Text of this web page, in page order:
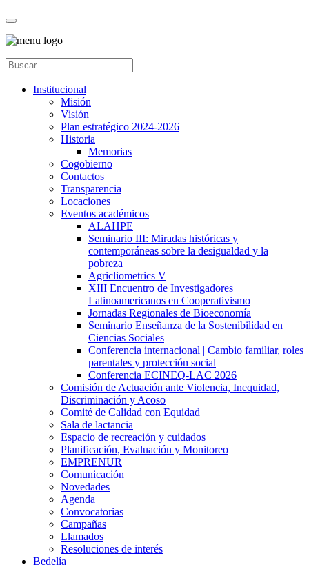
Institucional
Misión
Visión
Plan estratégico 2024-2026
Historia
Memorias
Cogobierno
Contactos
Transparencia
Locaciones
Eventos académicos
ALAHPE
Seminario III: Miradas históricas y
contemporáneas sobre la desigualdad y la
pobreza
Agricliometrics V
XIII Encuentro de Investigadores
Latinoamericanos en Cooperativismo
Jornadas Regionales de Bioeconomía
Seminario Enseñanza de la Sostenibilidad en
Ciencias Sociales
Conferencia internacional | Cambio familiar, roles
parentales y protección social
Conferencia ECINEQ-LAC 2026
Comisión de Actuación ante Violencia, Inequidad,
Discriminación y Acoso
Comité de Calidad con Equidad
Sala de lactancia
Espacio de recreación y cuidados
Planificación, Evaluación y Monitoreo
EMPRENUR
Comunicación
Novedades
Agenda
Convocatorias
Campañas
Llamados
Resoluciones de interés
Bedelía